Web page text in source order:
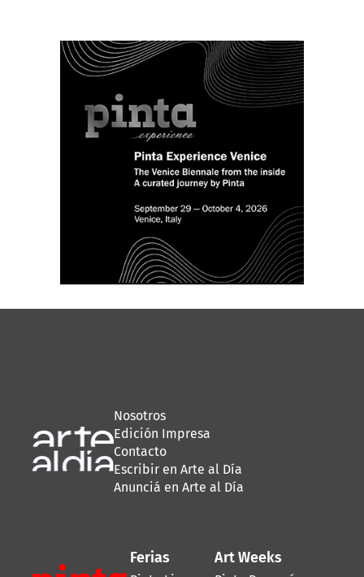
Nosotros
Edición Impresa
Contacto
Escribir en Arte al Día
Anunciá en Arte al Día
Ferias Art Weeks